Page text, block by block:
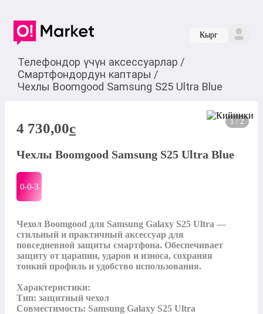
Кырг
Телефондор үчүн аксессуарлар /
Смартфондордун каптары /
Чехлы Boomgood Samsung S25 Ultra Blue
1 / 2
4 730,00c
Чехлы Boomgood Samsung S25 Ultra Blue
0-0-3
Чехол Boomgood для Samsung Galaxy S25 Ultra —
стильный и практичный аксессуар для
повседневной защиты смартфона. Обеспечивает
защиту от царапин, ударов и износа, сохраняя
тонкий профиль и удобство использования.
Характеристики:
Тип: защитный чехол
Совместимость: Samsung Galaxy S25 Ultra